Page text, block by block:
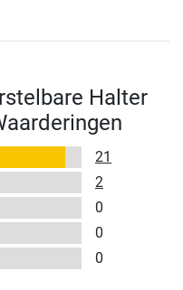
Halter
21
2
0
0
0